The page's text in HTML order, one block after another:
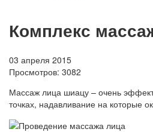
Комплекс
03 апреля 2015
Просмотров: 3082
Массаж лица шиацу – очень
точках, надавливание на которые